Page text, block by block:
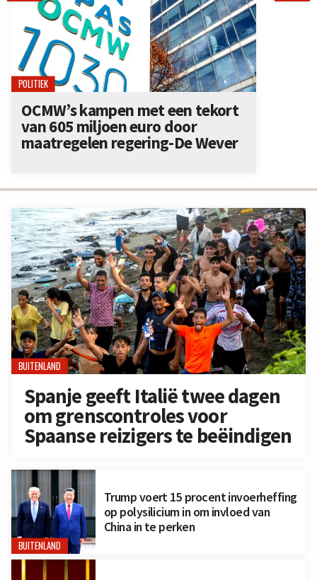
BUITENLAND
Spanje geeft Italië twee dagen
om grenscontroles voor
Spaanse reizigers te beëindigen
BUITENLAND
Trump voert 15 procent invoerheffing
op polysilicium in om invloed van
China in te perken
POLITIEK
OCMW’s kampen met een tekort
van 605 miljoen euro door
maatregelen regering-De Wever